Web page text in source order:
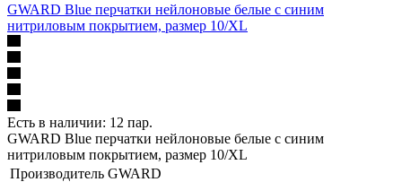
GWARD Blue перчатки нейлоновые белые с синим
нитриловым покрытием, размер 10/XL
Есть в наличии: 12 пар.
GWARD Blue перчатки нейлоновые белые с синим
нитриловым покрытием, размер 10/XL
Производитель GWARD